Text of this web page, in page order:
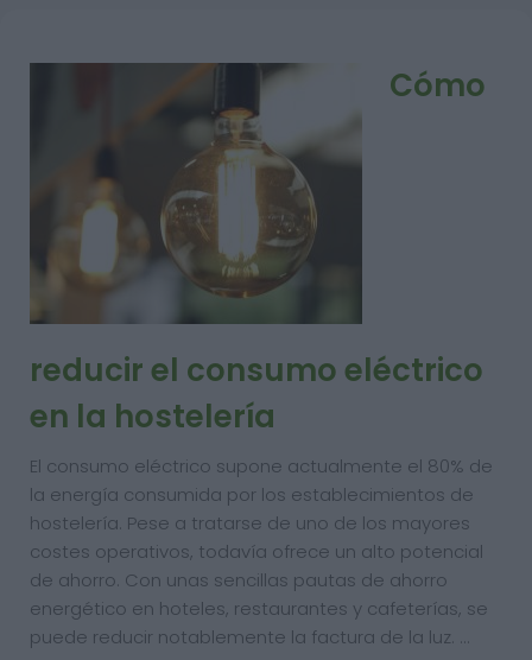
Cómo
reducir el consumo eléctrico
en la hostelería
El consumo eléctrico supone actualmente el 80% de
la energía consumida por los establecimientos de
hostelería. Pese a tratarse de uno de los mayores
costes operativos, todavía ofrece un alto potencial
de ahorro. Con unas sencillas pautas de ahorro
energético en hoteles, restaurantes y cafeterías, se
puede reducir notablemente la factura de la luz. …